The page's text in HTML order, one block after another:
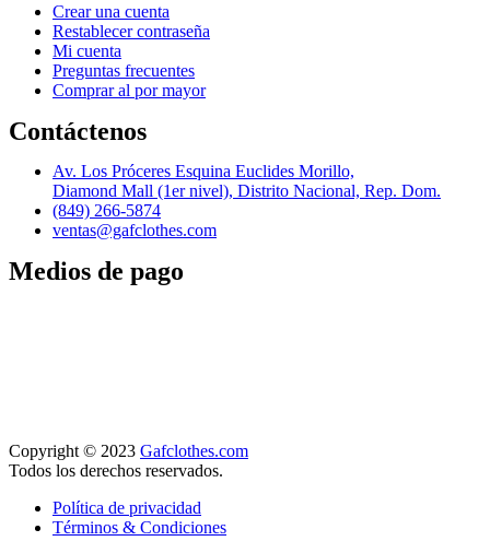
Crear una cuenta
Restablecer contraseña
Mi cuenta
Preguntas frecuentes
Comprar al por mayor
Contáctenos
Av. Los Próceres Esquina Euclides Morillo,
Diamond Mall (1er nivel), Distrito Nacional, Rep. Dom.
(849) 266-5874
ventas@gafclothes.com
Medios de pago
Copyright © 2023 Gafclothes.com
Todos los derechos reservados.
Política de privacidad
Términos & Condiciones